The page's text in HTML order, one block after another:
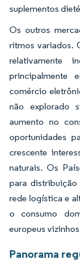
suplementos
Os outros
ritmos variados.
relativamente
principalmente
comércio
não explorado
aumento no
oportunidades
crescente
naturais. Os
para
rede logística e
o consumo
europeus
Panorama